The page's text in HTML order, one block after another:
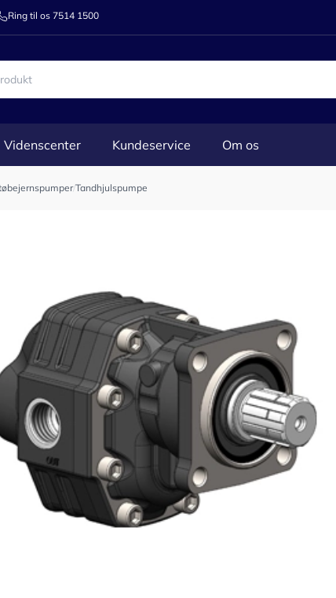
Ring til os 7514 1500
Videnscenter Kundeservice Om os
/Tandhjulspumpe